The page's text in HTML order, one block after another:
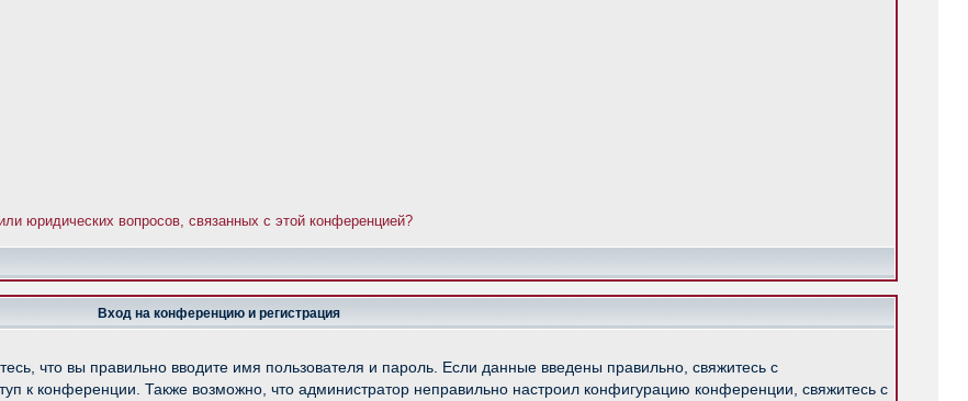
юридических вопросов, связанных с этой конференцией?
Вход на конференцию и регистрация
что вы правильно вводите имя пользователя и пароль. Если данные введены правильно, свяжитесь с
к конференции. Также возможно, что администратор неправильно настроил конфигурацию конференции, свяжитесь с